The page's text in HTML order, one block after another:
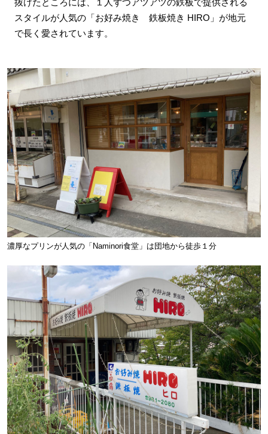
抜けたところには、１人ずつアツアツの鉄板で提供される
スタイルが人気の「お好み焼き 鉄板焼き HIRO」が地元
で長く愛されています。
濃厚なプリンが人気の「Naminori食堂」は団地から徒歩１分